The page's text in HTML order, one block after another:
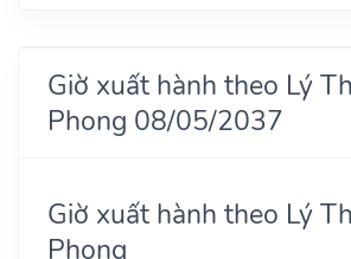
Giờ xuất hành theo Lý
Phong 08/05/2037
Giờ xuất hành theo Lý
Phong